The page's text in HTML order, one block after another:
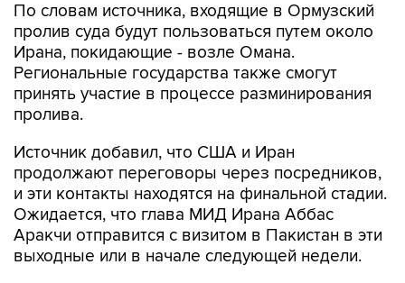
По словам источника, входящие в Ормузский
пролив суда будут пользоваться путем около
Ирана, покидающие - возле Омана.
Региональные государства также смогут
принять участие в процессе разминирования
пролива.
Источник добавил, что США и Иран
продолжают переговоры через посредников,
и эти контакты находятся на финальной стадии.
Ожидается, что глава МИД Ирана Аббас
Аракчи отправится с визитом в Пакистан в эти
выходные или в начале следующей недели.